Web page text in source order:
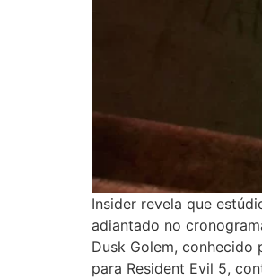
Insider revela que
adiantado no
Dusk Golem, conhecido
para Resident Evil 5,